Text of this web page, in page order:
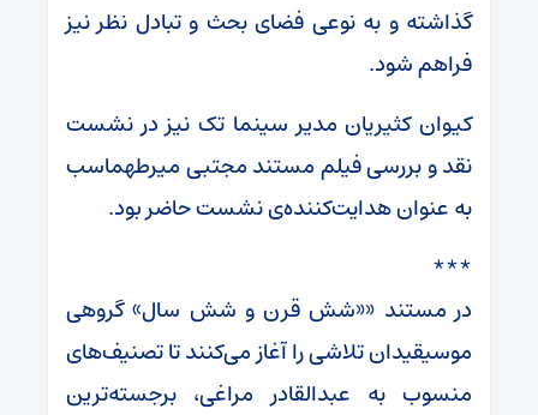
گذاشته و به نوعی فضای بحث و تبادل نظر نیز
فراهم شود.
کیوان کثیریان مدیر سینما تک نیز در نشست
نقد و بررسی فیلم مستند مجتبی میرطهماسب
به عنوان هدایت‌کننده‌ی نشست حاضر بود.
***
در مستند ««شش قرن و شش سال» گروهی
موسیقیدان تلاشی را آغاز می‌کنند تا تصنیف‌های
منسوب به عبدالقادر مراغی، برجسته‌ترین